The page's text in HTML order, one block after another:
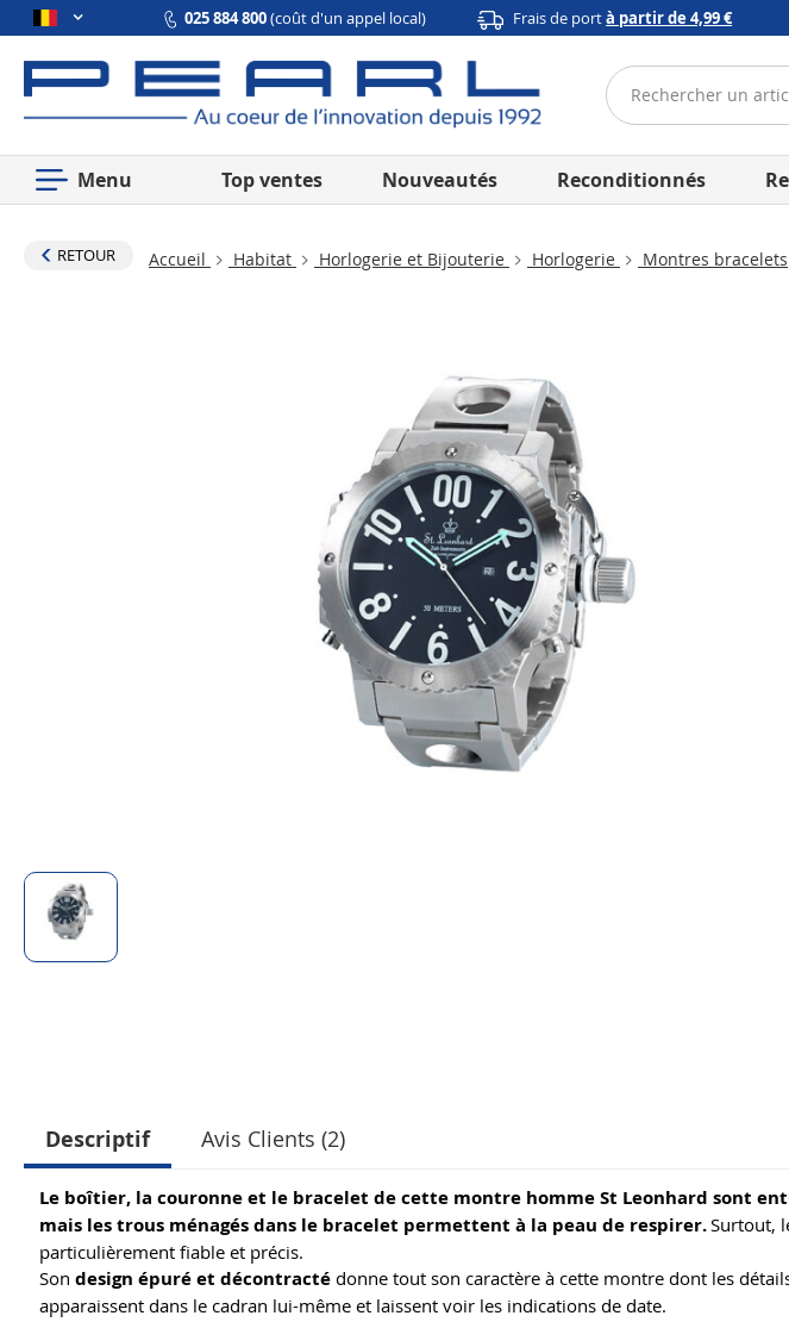
025 884 800(coût d'un appel local) Frais de portà partir de 4,99 €
Menu Top ventes Nouveautés Reconditionnés
RETOUR Accueil Habitat Horlogerie et Bijouterie Horlogerie Montres bracelets
Descriptif Avis Clients (2)
Le boîtier, la couronne et le bracelet de cette montre homme St Leonhard sont
mais les trous ménagés dans le bracelet permettent à la peau de respirer.Surtout,
particulièrement fiable et précis.
Son design épuré et décontracté donne tout son caractère à cette montre dont les
apparaissent dans le cadran lui-même et laissent voir les indications de date.